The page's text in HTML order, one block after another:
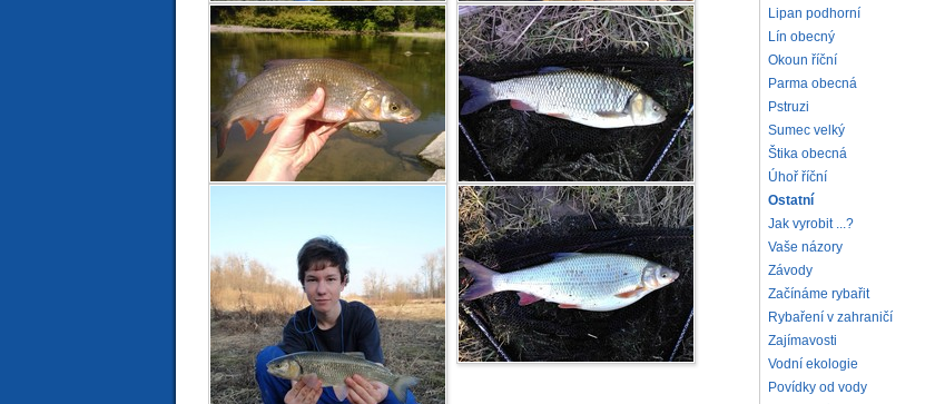
Lipan podhorní
Lín obecný
Okoun říční
Parma obecná
Pstruzi
Sumec velký
Štika obecná
Úhoř říční
Ostatní
Jak vyrobit ...?
Vaše názory
Závody
Začínáme rybařit
Rybaření v zahraničí
Zajímavosti
Vodní ekologie
Povídky od vody